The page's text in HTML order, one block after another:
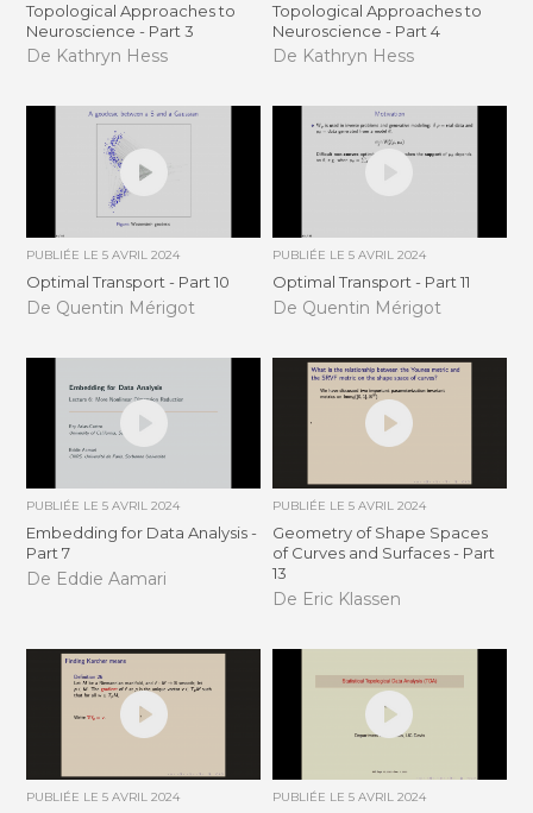
Topological Approaches to
Neuroscience - Part 3
De Kathryn Hess
Topological Approaches to
Neuroscience - Part 4
De Kathryn Hess
PUBLIÉE LE5 AVRIL 2024
Optimal Transport - Part 10
De Quentin Mérigot
PUBLIÉE LE 5 AVRIL 2024
Optimal Transport - Part 11
De Quentin Mérigot
PUBLIÉE LE5 AVRIL 2024
Embedding for Data Analysis -
Part 7
De Eddie Aamari
PUBLIÉE LE 5 AVRIL 2024
Geometry of Shape Spaces
of Curves and Surfaces - Part
13
De Eric Klassen
PUBLIÉE LE5 AVRIL 2024 PUBLIÉE LE 5 AVRIL 2024